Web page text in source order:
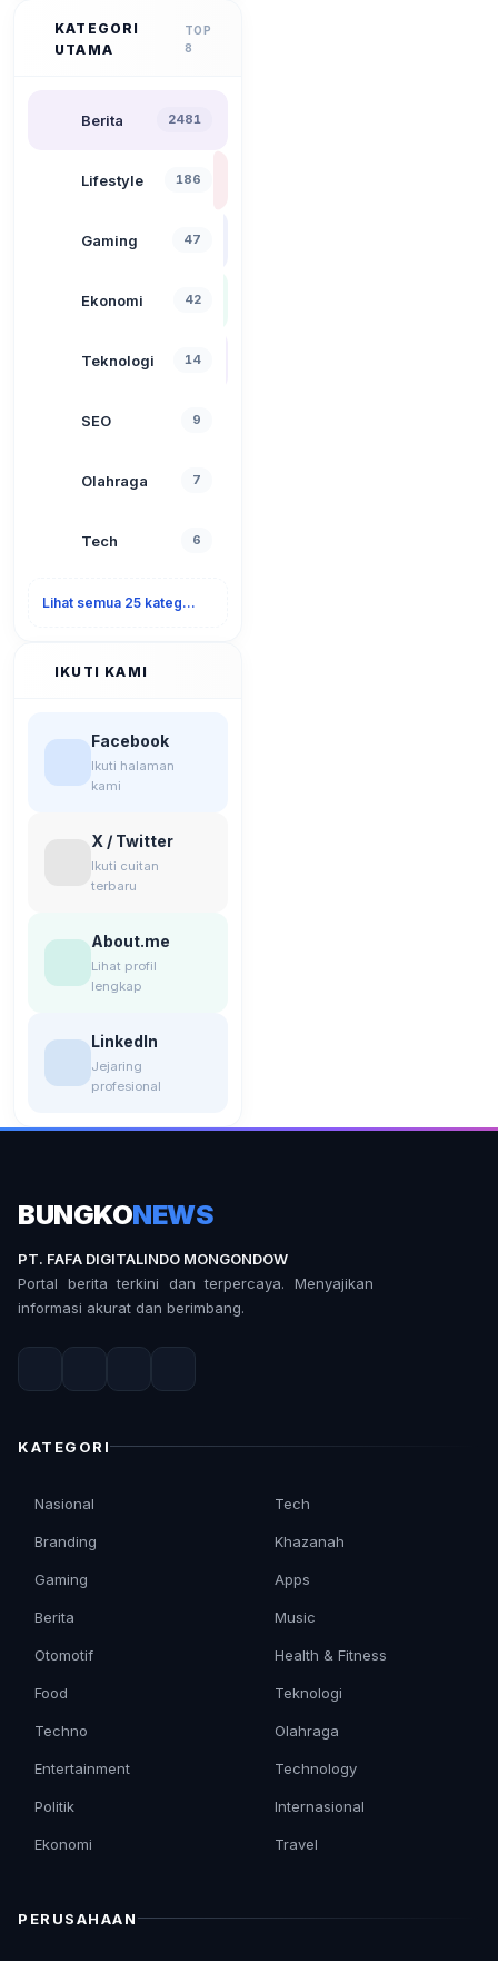
KATEGORI
UTAMA
TOP
8
Berita 2481
Lifestyle 186
Gaming 47
Ekonomi 42
Teknologi 14
SEO 9
Olahraga 7
Tech 6
Lihat semua 25 kategori
IKUTI KAMI
Facebook
Ikuti halaman
kami
X / Twitter
Ikuti cuitan
terbaru
About.me
Lihat profil
lengkap
LinkedIn
Jejaring
profesional
BUNGKONEWS
PT. FAFA DIGITALINDO MONGONDOW
Portal berita terkini dan terpercaya. Menyajikan
informasi akurat dan berimbang.
KATEGORI
Nasional
Branding
Gaming
Berita
Otomotif
Tech
Khazanah
Apps
Music
Health & Fitness
Food
Techno
Entertainment
Politik
Ekonomi
Teknologi
Olahraga
Technology
Internasional
Travel
PERUSAHAAN